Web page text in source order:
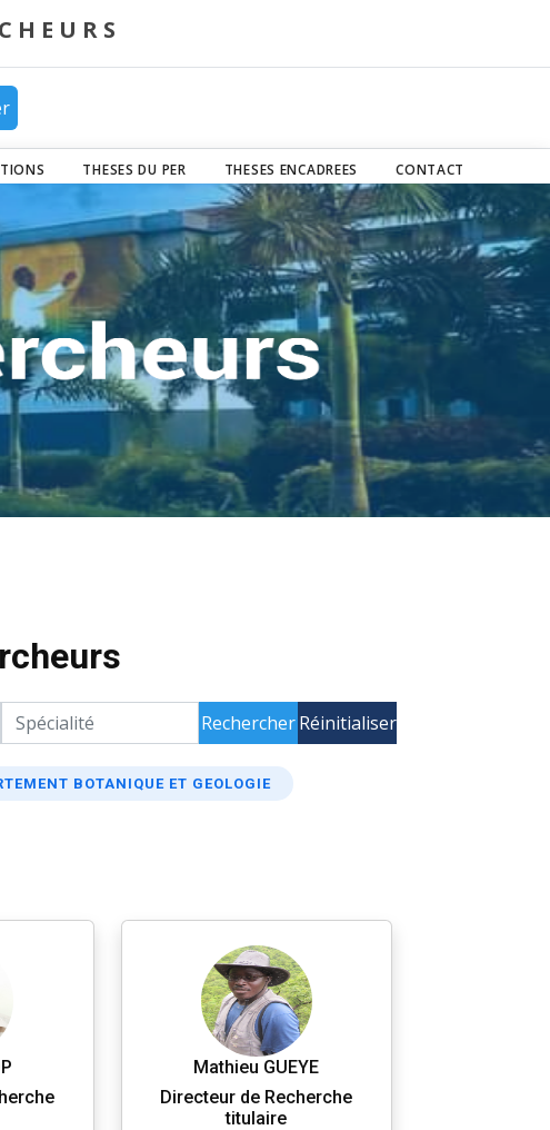
THESES DU PER THESES ENCADREES CONTACT
RechercherRéinitialiser
BOTANIQUE ET GEOLOGIE
Mathieu GUEYE
Directeur de Recherche
titulaire